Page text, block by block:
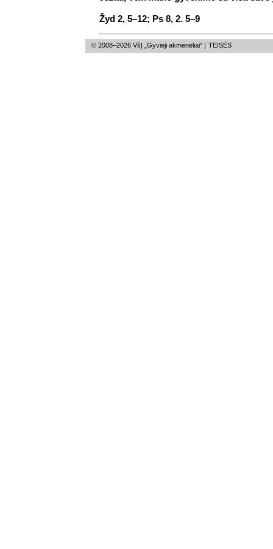
Žyd 2, 5–12; Ps 8, 2. 5–9
© 2008–2026 VšĮ „Gyvieji akmenėliai“ | TEISĖS